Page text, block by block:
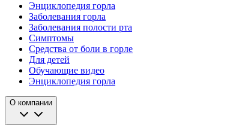
Энциклопедия горла
Заболевания горла
Заболевания полости рта
Симптомы
Средства от боли в горле
Для детей
Обучающие видео
Энциклопедия горла
О компании